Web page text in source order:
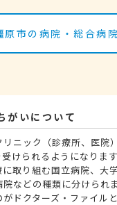
原市の病院・総合病
がいについて
ニック（診療所、医院
けられるようになりま
取り組む国立病院、
などの種類に分けられま
ドクターズ・ファイルと